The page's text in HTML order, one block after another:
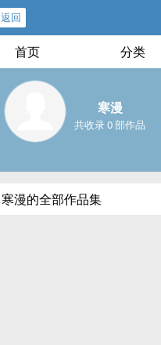
返回
首页 分类
寒漫
共收录 0 部作品
寒漫的全部作品集